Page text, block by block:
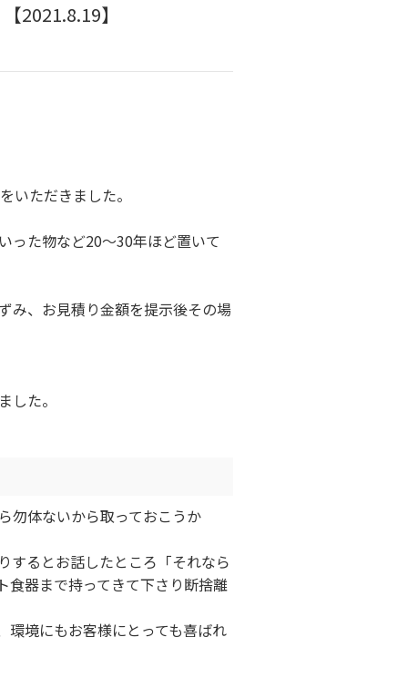
2021.8.19】
いただきました。
った物など20～30年ほど置いて
み、お見積り金額を提示後その場
た。
勿体ないから取っておこうか
するとお話したところ「それなら
食器まで持ってきて下さり断捨離
環境にもお客様にとっても喜ばれ